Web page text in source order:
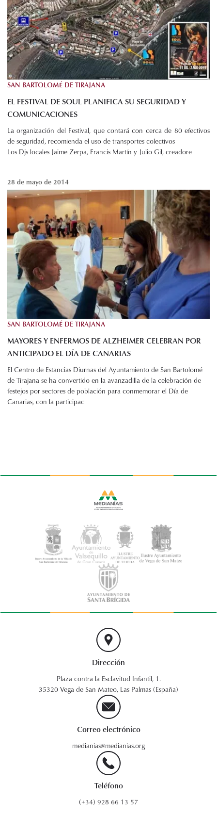
SAN BARTOLOMÉ DE TIRAJANA
EL FESTIVAL DE SOUL PLANIFICA SU SEGURIDAD Y
COMUNICACIONES
La organización del Festival, que contará con cerca de 80 efectivos
de seguridad, recomienda el uso de transportes colectivos
Los Djs locales Jaime Zerpa, Francis Martín y Julio Gil, creadore
28 de mayo de 2014
SAN BARTOLOMÉ DE TIRAJANA
MAYORES Y ENFERMOS DE ALZHEIMER CELEBRAN POR
ANTICIPADO EL DÍA DE CANARIAS
El Centro de Estancias Diurnas del Ayuntamiento de San Bartolomé
de Tirajana se ha convertido en la avanzadilla de la celebración de
festejos por sectores de población para conmemorar el Día de
Canarias, con la participac
Dirección
Plaza contra la Esclavitud Infantil, 1.
35320 Vega de San Mateo, Las Palmas (España)
Correo electrónico
medianias@medianias.org
Teléfono
(+34) 928 66 13 57